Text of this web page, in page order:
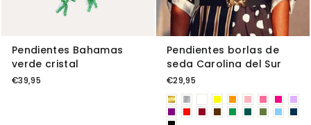
Pendientes Bahamas
verde cristal
€39,95
Pendientes borlas de
seda Carolina del Sur
€29,95